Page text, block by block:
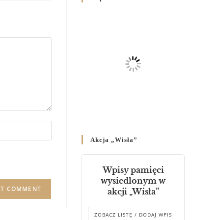
Родин
Справ Молоді та встановленя
складу Катихитичної Комісії
днях 2-12 липня 2024 р.”
Декрет єпископів
Перемисько-Варшавської
Митрополії стосовно
звершування Божественної
літургії
Akcja „Wisła”
Wpisy pamięci
wysiedlonym w
akcji „Wisła”
ZOBACZ LISTĘ / DODAJ WPIS